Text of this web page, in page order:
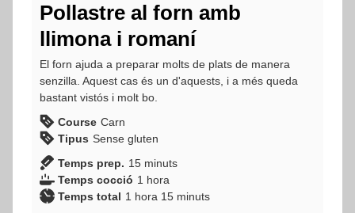
Pollastre al forn amb
llimona i romaní
El forn ajuda a preparar molts de plats de manera
senzilla. Aquest cas és un d'aquests, i a més queda
bastant vistós i molt bo.
Course Carn
Tipus Sense gluten
Temps prep. 15minuts
minuts
Temps cocció 1 hora
hora
Temps total 1 hora
hora 15minuts
minuts